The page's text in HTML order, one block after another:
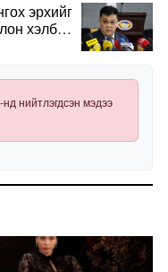
эрхийг
хэлбэр
нийтлэгдсэн мэдээ